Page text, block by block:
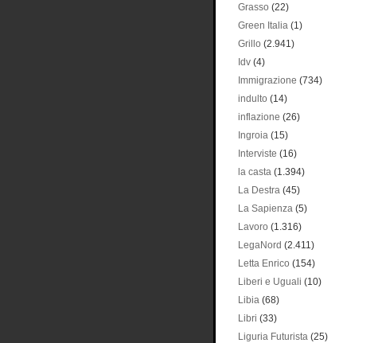
Grasso (22)
Green Italia (1)
Grillo (2.941)
Idv (4)
Immigrazione (734)
indulto (14)
inflazione (26)
Ingroia (15)
Interviste (16)
la casta (1.394)
La Destra (45)
La Sapienza (5)
Lavoro (1.316)
LegaNord (2.411)
Letta Enrico (154)
Liberi e Uguali (10)
Libia (68)
Libri (33)
Liguria Futurista (25)